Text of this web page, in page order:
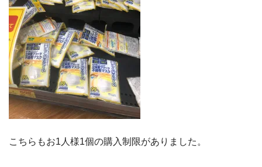
こちらもお1人様1個の購入制限がありました。